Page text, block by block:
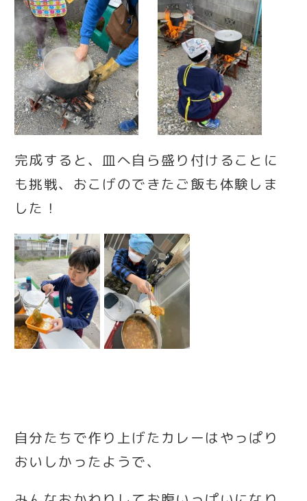
完成すると、皿へ自ら盛り付けることに
も挑戦、おこげのできたご飯も体験しま
した！
自分たちで作り上げたカレーはやっぱり
おいしかったようで、